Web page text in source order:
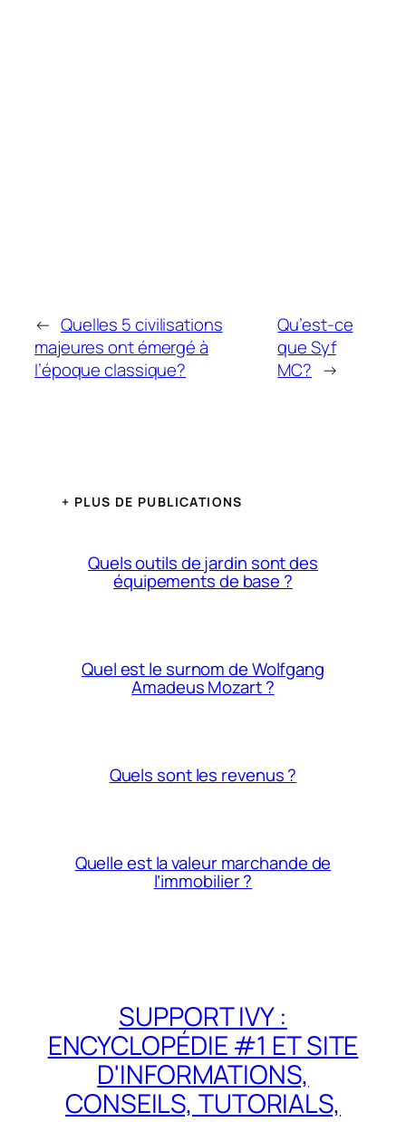
← Quelles 5 civilisations
majeures ont émergé à
l’époque classique?
Qu’est-ce
que Syf
MC? →
+ PLUS DE PUBLICATIONS
Quels outils de jardin sont des
équipements de base ?
Quel est le surnom de Wolfgang
Amadeus Mozart ?
Quels sont les revenus ?
Quelle est la valeur marchande de
l’immobilier ?
SUPPORT IVY :
ENCYCLOPÉDIE #1 ET SITE
D'INFORMATIONS,
CONSEILS, TUTORIALS,